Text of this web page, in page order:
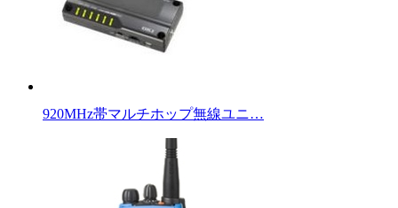
920MHz帯マルチホップ無線ユニ…